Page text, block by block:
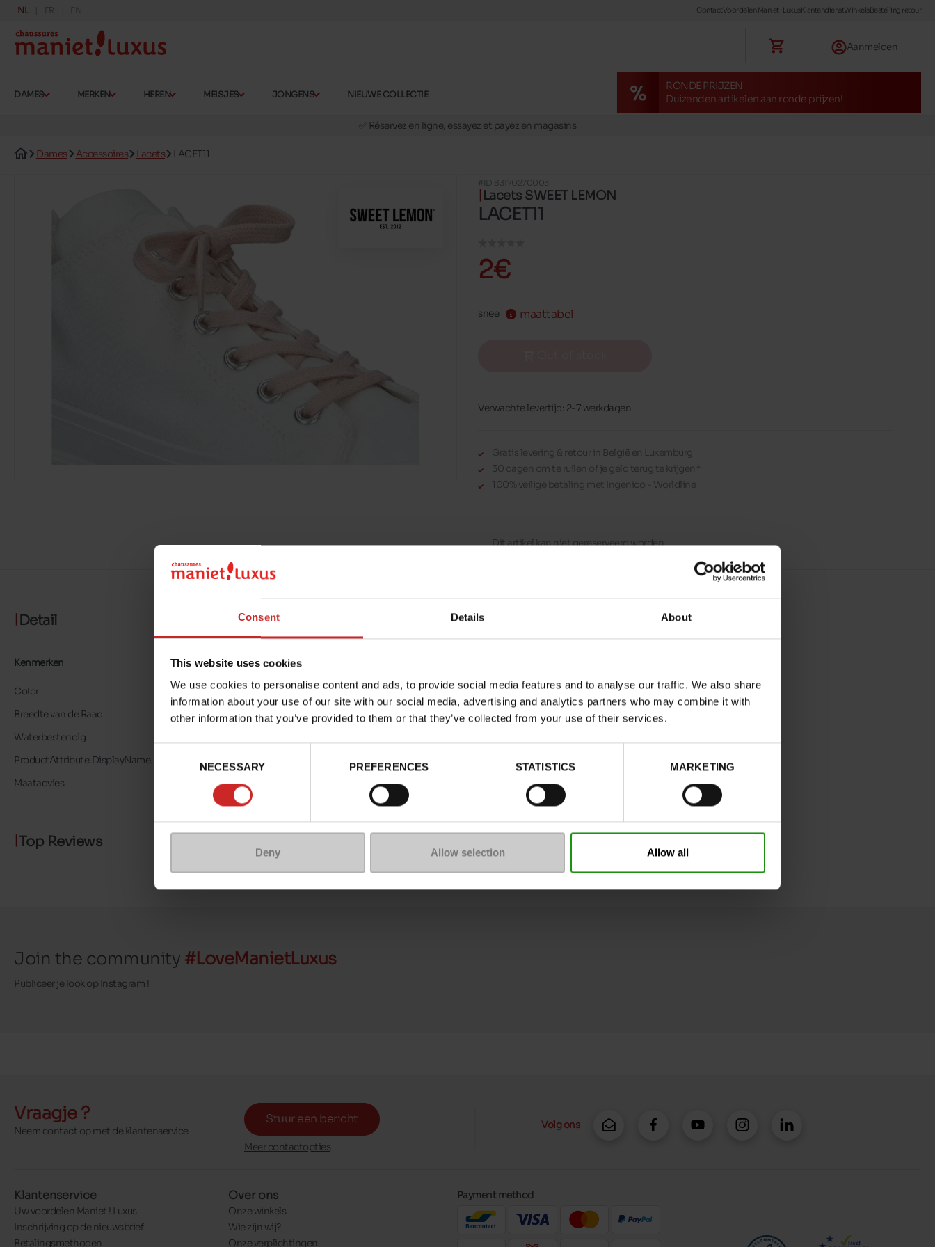
Consent Details About
This website uses cookies
We use cookies to personalise content and ads, to provide social media features and to analyse our traffic. We also share
information about your use of our site with our social media, advertising and analytics partners who may combine it with
other information that you’ve provided to them or that they’ve collected from your use of their services.
NECESSARY PREFERENCES STATISTICS MARKETING
Deny Allow selection Allow all
ContactVoordelen Maniet ! LuxusKlantendienstWinkelsBestelling retour
NL FR EN
Aanmelden
DAMES MERKEN HEREN MEISJES JONGENS NIEUWE COLLECTIE
RONDE PRIJZEN
Duizenden artikelen aan ronde prijzen!
✅ Réservez en ligne, essayez et payez en magasins
🔁 retours valables pendant 30 jours
🚛 Livraison gratuite en magasins
Dames Accessoires Lacets LACET11
#ID 83170270003
Lacets SWEET LEMON
LACET11
2€
snee maattabel
Verwachte levertijd: 2-7 werkdagen
Gratis levering & retour in België en Luxemburg
30 dagen om te ruilen of je geld terug te krijgen*
100% veilige betaling met Ingenico - Worldline
Dit artikel kan niet gereserveerd worden
Detail
Kenmerken
Color
ROZE
Breedte van de Raad
normal
Waterbestendig
ProductAttribute.DisplayName.532
Zonder
Maatadvies
Neem je gebruikelijke schoenmaat
Top Reviews
Join the community #LoveManietLuxus
Publiceer je look op Instagram !
Vraagje ?
Neem contact op met de klantenservice
Stuur een bericht
Meer contactopties
Volg ons
Klantenservice
Uw voordelen Maniet ! Luxus
Inschrijving op de nieuwsbrief
Betalingsmethoden
Over ons
Onze winkels
Wie zijn wij?
Onze verplichtingen
Payment method